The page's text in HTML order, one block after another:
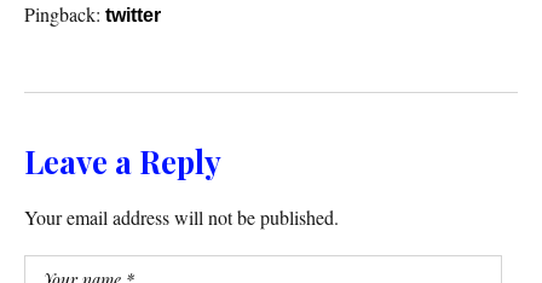
Pingback: twitter
Leave a Reply
Your email address will not be published.